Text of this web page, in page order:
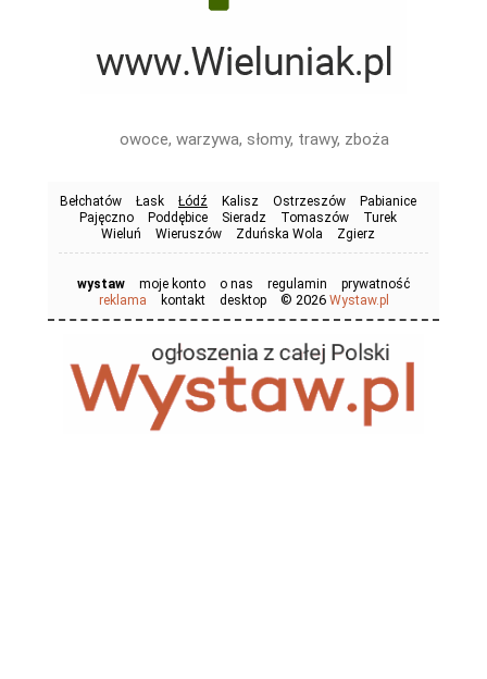
owoce, warzywa, słomy, trawy, zboża
Bełchatów Łask Łódź Kalisz Ostrzeszów
Pabianice
Pajęczno
Poddębice Sieradz Tomaszów
Turek
Wieluń
Wieruszów Zduńska Wola Zgierz
wystaw moje konto o nas regulamin
prywatność
reklama
kontakt desktop © 2026 Wystaw.pl